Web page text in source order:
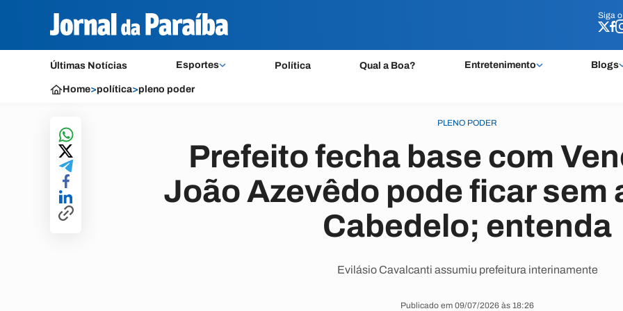
Siga o
Últimas Notícias Esportes Política Qual a Boa? Entretenimento Blogs
Siga o
Home>política>pleno poder
PLENO PODER
Prefeito fecha base com
João Azevêdo pode ficar sem
Cabedelo; entenda
Evilásio Cavalcanti assumiu prefeitura interinamente
Publicado em 09/07/2026 às 18:26